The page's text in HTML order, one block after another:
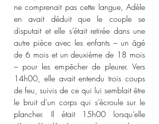
ne comprenait pas cette langue, Adèle
en avait déduit que le couple se
disputait et elle s’était retirée dans une
autre pièce avec les enfants – un âgé
de 6 mois et un deuxième de 18 mois
– pour les empêcher de pleurer. Vers
14h00, elle avait entendu trois coups
de feu, suivis de ce qui lui semblait être
le bruit d’un corps qui s’écroule sur le
plancher. Il était 15h00 lorsqu’elle